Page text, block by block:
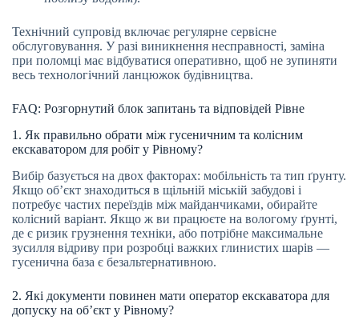
Технічний супровід включає регулярне сервісне
обслуговування. У разі виникнення несправності, заміна
при поломці має відбуватися оперативно, щоб не зупиняти
весь технологічний ланцюжок будівництва.
FAQ: Розгорнутий блок запитань та відповідей Рівне
1. Як правильно обрати між гусеничним та колісним
екскаватором для робіт у Рівному?
Вибір базується на двох факторах: мобільність та тип ґрунту.
Якщо об’єкт знаходиться в щільній міській забудові і
потребує частих переїздів між майданчиками, обирайте
колісний варіант. Якщо ж ви працюєте на вологому ґрунті,
де є ризик грузнення техніки, або потрібне максимальне
зусилля відриву при розробці важких глинистих шарів —
гусенична база є безальтернативною.
2. Які документи повинен мати оператор екскаватора для
допуску на об’єкт у Рівному?